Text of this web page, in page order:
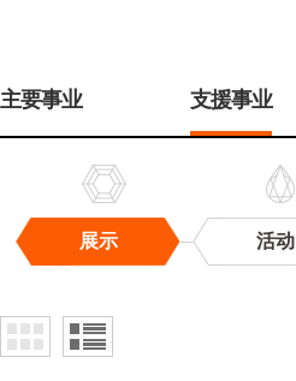
메
主要事业 支援事业
展示 活动